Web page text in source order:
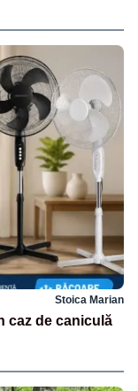
Stoica Marian
caz de caniculă